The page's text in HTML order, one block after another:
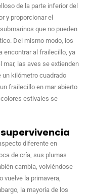
de la parte inferior del
y proporcionar el
que no pueden
Del mismo modo, los
encontrar al frailecillo, ya
mar, las aves se extienden
un kilómetro cuadrado
frailecillo en mar abierto
estivales se
diferente en
de cría, sus plumas
cambia, volviéndose
vuelve la primavera,
la mayoría de los